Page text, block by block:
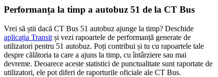
Performanța la timp a autobuz 51 de la CT Bus
Vrei să știi dacă CT Bus 51 autobuz ajunge la timp? Deschide
aplicația Transit și vezi rapoartele de performanță generate de
utilizatori pentru 51 autobuz. Poți contribui și tu cu rapoartele tale
despre călătoria ta care a ajuns la timp, cu întârziere sau mai
devreme. Deoarece aceste statistici de punctualitate sunt raportate de
utilizatori, ele pot diferi de raporturile oficiale ale CT Bus.